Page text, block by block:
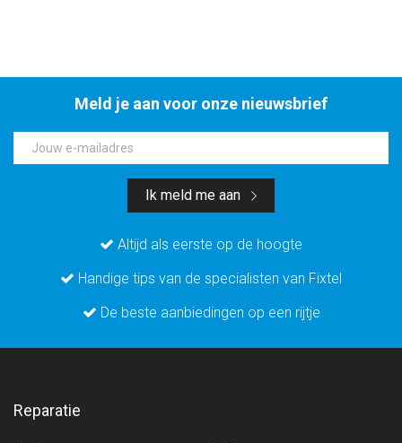
Meld je aan voor onze nieuwsbrief
Jouw e-mailadres
Ik meld me aan
Altijd als eerste op de hoogte
Handige tips van de specialisten van Fixtel
De beste aanbiedingen op een rijtje
Reparatie